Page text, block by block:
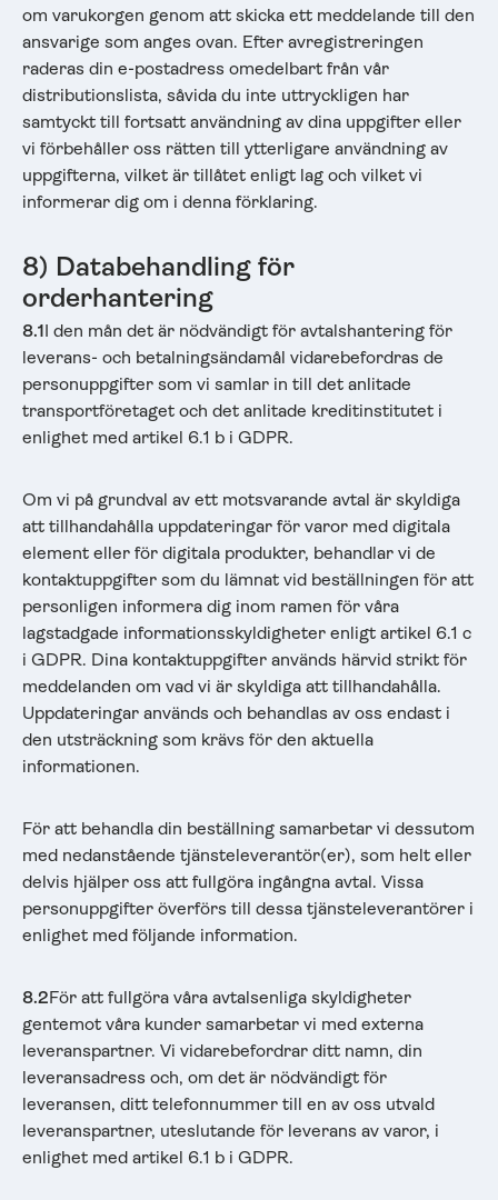
om varukorgen genom att skicka ett meddelande till den
ansvarige som anges ovan. Efter avregistreringen
raderas din e-postadress omedelbart från vår
distributionslista, såvida du inte uttryckligen har
samtyckt till fortsatt användning av dina uppgifter eller
vi förbehåller oss rätten till ytterligare användning av
uppgifterna, vilket är tillåtet enligt lag och vilket vi
informerar dig om i denna förklaring.
8) Databehandling för
orderhantering
8.1I den mån det är nödvändigt för avtalshantering för
leverans- och betalningsändamål vidarebefordras de
personuppgifter som vi samlar in till det anlitade
transportföretaget och det anlitade kreditinstitutet i
enlighet med artikel 6.1 b i GDPR.
Om vi på grundval av ett motsvarande avtal är skyldiga
att tillhandahålla uppdateringar för varor med digitala
element eller för digitala produkter, behandlar vi de
kontaktuppgifter som du lämnat vid beställningen för att
personligen informera dig inom ramen för våra
lagstadgade informationsskyldigheter enligt artikel 6.1 c
i GDPR. Dina kontaktuppgifter används härvid strikt för
meddelanden om vad vi är skyldiga att tillhandahålla.
Uppdateringar används och behandlas av oss endast i
den utsträckning som krävs för den aktuella
informationen.
För att behandla din beställning samarbetar vi dessutom
med nedanstående tjänsteleverantör(er), som helt eller
delvis hjälper oss att fullgöra ingångna avtal. Vissa
personuppgifter överförs till dessa tjänsteleverantörer i
enlighet med följande information.
8.2För att fullgöra våra avtalsenliga skyldigheter
gentemot våra kunder samarbetar vi med externa
leveranspartner. Vi vidarebefordrar ditt namn, din
leveransadress och, om det är nödvändigt för
leveransen, ditt telefonnummer till en av oss utvald
leveranspartner, uteslutande för leverans av varor, i
enlighet med artikel 6.1 b i GDPR.